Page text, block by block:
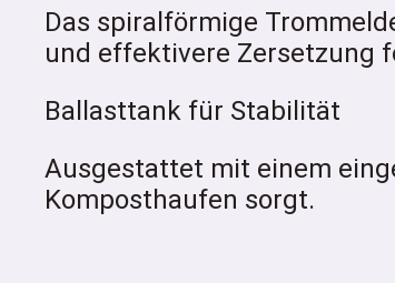
Das spiralförmige
und effektivere Zersetzung
Ballasttank für Stabilität
Ausgestattet mit einem
Komposthaufen sorgt.